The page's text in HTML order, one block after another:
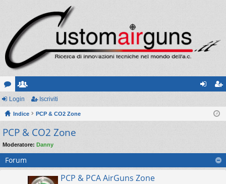
or
u
m
sc
ritt
i
riv
Login Iscriviti
Indice PCP & CO2 Zone
PCP & CO2 Zone
Moderatore: Danny
Forum
PCP & PCA AirGuns Zone